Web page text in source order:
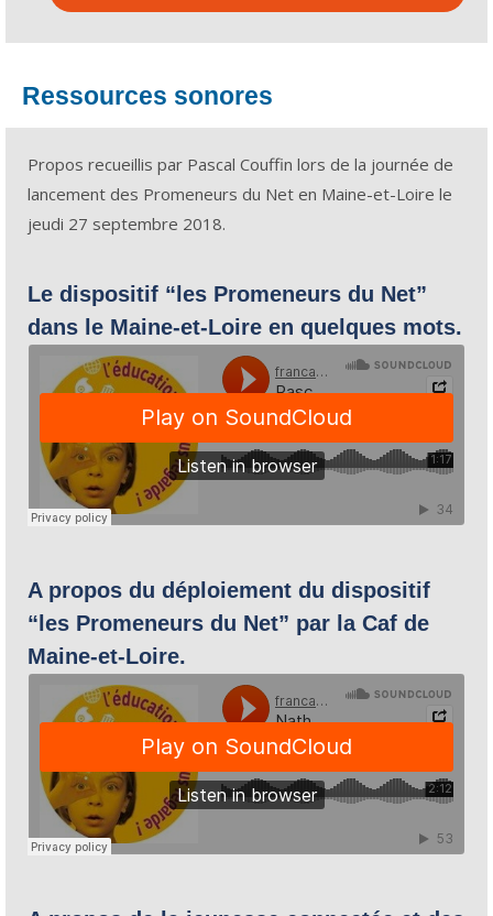
Ressources sonores
Propos recueillis par Pascal Couffin lors de la journée de
lancement des Promeneurs du Net en Maine-et-Loire le
jeudi 27 septembre 2018.
Le dispositif “les Promeneurs du Net”
dans le Maine-et-Loire en quelques mots.
A propos du déploiement du dispositif
“les Promeneurs du Net” par la Caf de
Maine-et-Loire.